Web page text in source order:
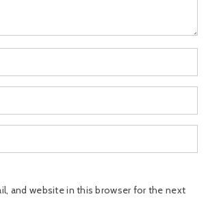
and website in this browser for the next